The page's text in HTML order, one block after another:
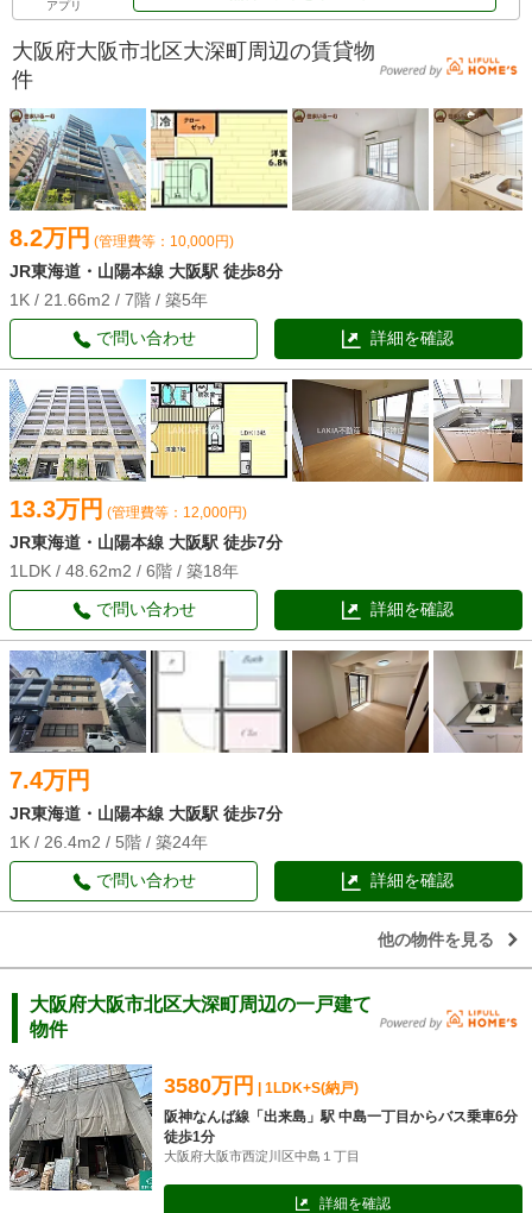
アプリ
大阪府大阪市北区大深町周辺の賃貸物
件
8.2万円 (管理費等：10,000円)
JR東海道・山陽本線 大阪駅 徒歩8分
1K / 21.66m2 / 7階 / 築5年
で問い合わせ
詳細を確認
13.3万円 (管理費等：12,000円)
JR東海道・山陽本線 大阪駅 徒歩7分
1LDK / 48.62m2 / 6階 / 築18年
で問い合わせ
詳細を確認
7.4万円
JR東海道・山陽本線 大阪駅 徒歩7分
1K / 26.4m2 / 5階 / 築24年
で問い合わせ
詳細を確認
他の物件を見る
大阪府大阪市北区大深町周辺の一戸建て
物件
3580万円
| 1LDK+S(納戸)
阪神なんば線「出来島」駅 中島一丁目からバス乗車6分
徒歩1分
大阪府大阪市西淀川区中島１丁目
詳細を確認